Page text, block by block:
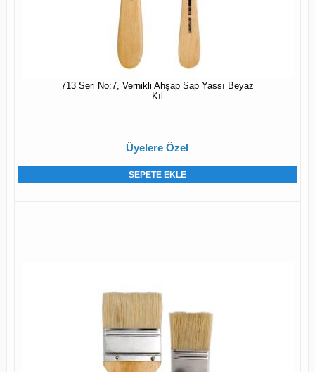
713 Seri No:7, Vernikli Ahşap Sap Yassı Beyaz
Kıl
Üyelere Özel
SEPETE EKLE